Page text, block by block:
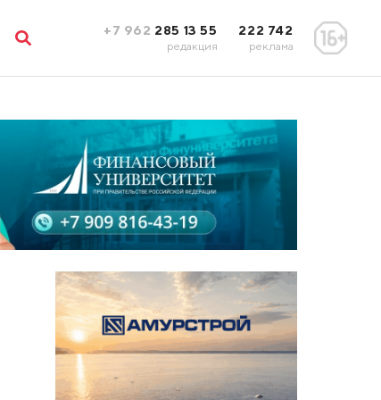
+7 962 285 13 55
редакция
222 742
реклама